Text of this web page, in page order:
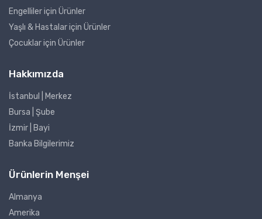
Engelliler için Ürünler
Yaşlı & Hastalar için Ürünler
Çocuklar için Ürünler
Hakkımızda
İstanbul | Merkez
Bursa | Şube
İzmir | Bayi
Banka Bilgilerimiz
Ürünlerin Menşei
Almanya
Amerika